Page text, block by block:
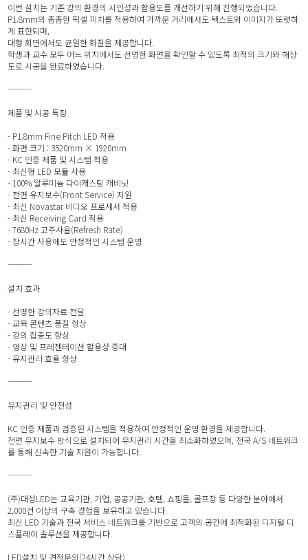
이번 설치는 기존 강의 환경의 시인성과 활용도를 개선하기 위해 진행되었습니다.
P1.8mm의 촘촘한 픽셀 피치를 적용하여 가까운 거리에서도 텍스트와 이미지가 또렷하
게 표현되며,
대형 화면에서도 균일한 화질을 제공합니다.
학생과 교수 모두 어느 위치에서도 선명한 화면을 확인할 수 있도록 최적의 크기와 해상
도로 시공을 완료하였습니다.
⸻
제품 및 시공 특징
- P1.8mm Fine Pitch LED 적용
- 화면 크기 : 3520mm × 1920mm
- KC 인증 제품 및 시스템 적용
- 최신형 LED 모듈 사용
- 100% 알루미늄 다이캐스팅 캐비닛
- 전면 유지보수(Front Service) 지원
- 최신 Novastar 비디오 프로세서 적용
- 최신 Receiving Card 적용
- 7680Hz 고주사율(Refresh Rate)
- 장시간 사용에도 안정적인 시스템 운영
⸻
설치 효과
- 선명한 강의자료 전달
- 교육 콘텐츠 품질 향상
- 강의 집중도 향상
- 영상 및 프레젠테이션 활용성 증대
- 유지관리 효율 향상
⸻
유지관리 및 안전성
KC 인증 제품과 검증된 시스템을 적용하여 안정적인 운영 환경을 제공합니다.
전면 유지보수 방식으로 설치되어 유지관리 시간을 최소화하였으며, 전국 A/S 네트워크
를 통해 신속한 기술 지원이 가능합니다.
⸻
(주)대성LED는 교육기관, 기업, 공공기관, 호텔, 쇼핑몰, 골프장 등 다양한 분야에서
2,000건 이상의 구축 경험을 보유하고 있습니다.
최신 LED 기술과 전국 서비스 네트워크를 기반으로 고객의 공간에 최적화된 디지털 디
스플레이 솔루션을 제공합니다.
LED설치 및 견적문의(24시간 상담)